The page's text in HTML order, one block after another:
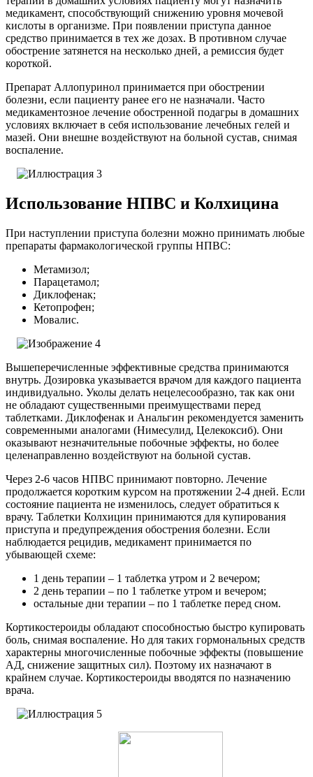
медикамент, способствующий снижению уровня мочевой
кислоты в организме. При появлении приступа данное
средство принимается в тех же дозах. В противном случае
обострение затянется на несколько дней, а ремиссия будет
короткой.
Препарат Аллопуринол принимается при обострении
болезни, если пациенту ранее его не назначали. Часто
медикаментозное лечение обостренной подагры в домашних
условиях включает в себя использование лечебных гелей и
мазей. Они внешне воздействуют на больной сустав, снимая
воспаление.
Использование НПВС и Колхицина
При наступлении приступа болезни можно принимать любые
препараты фармакологической группы НПВС:
Метамизол;
Парацетамол;
Диклофенак;
Кетопрофен;
Мовалис.
Вышеперечисленные эффективные средства принимаются
внутрь. Дозировка указывается врачом для каждого пациента
индивидуально. Уколы делать нецелесообразно, так как они
не обладают существенными преимуществами перед
таблетками. Диклофенак и Анальгин рекомендуется заменить
современными аналогами (Нимесулид, Целекоксиб). Они
оказывают незначительные побочные эффекты, но более
целенаправленно воздействуют на больной сустав.
Через 2-6 часов НПВС принимают повторно. Лечение
продолжается коротким курсом на протяжении 2-4 дней. Если
состояние пациента не изменилось, следует обратиться к
врачу. Таблетки Колхицин принимаются для купирования
приступа и предупреждения обострения болезни. Если
наблюдается рецидив, медикамент принимается по
убывающей схеме:
1 день терапии – 1 таблетка утром и 2 вечером;
2 день терапии – по 1 таблетке утром и вечером;
остальные дни терапии – по 1 таблетке перед сном.
Кортикостероиды обладают способностью быстро купировать
боль, снимая воспаление. Но для таких гормональных средств
характерны многочисленные побочные эффекты (повышение
АД, снижение защитных сил). Поэтому их назначают в
крайнем случае. Кортикостероиды вводятся по назначению
врача.